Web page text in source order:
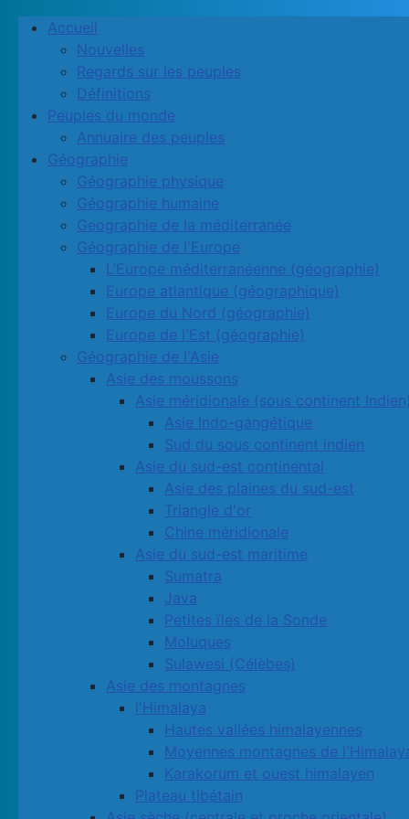
Accueil
Nouvelles
Regards sur les peuples
Définitions
Peuples du monde
Annuaire des peuples
Géographie
Géographie physique
Géographie humaine
Geographie de la méditerranée
Géographie de l'Europe
L’Europe méditerranéenne (géographie)
Europe atlantique (géographique)
Europe du Nord (géographie)
Europe de l'Est (géographie)
Géographie de l'Asie
Asie des moussons
Asie méridionale (sous continent
Asie Indo-gangétique
Sud du sous continent indien
Asie du sud-est continental
Asie des plaines du sud-est
Triangle d'or
Chine méridionale
Asie du sud-est maritime
Sumatra
Java
Petites ïles de la Sonde
Moluques
Sulawesi (Célèbes)
Asie des montagnes
l'Himalaya
Hautes vallées himalayennes
Moyennes montagnes de
Karakorum et ouest himalayen
Plateau tibétain